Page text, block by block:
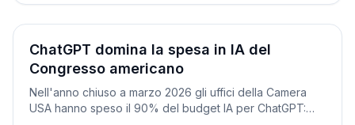
Società
ChatGPT domina la spesa in IA del
Congresso americano
Nell'anno chiuso a marzo 2026 gli uffici della Camera
USA hanno speso il 90% del budget IA per ChatGPT: